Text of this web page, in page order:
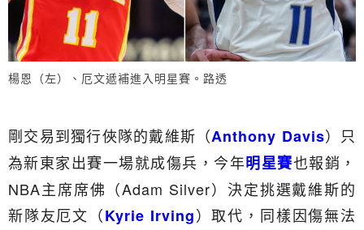
楊恩（左）、厄文遞補進入明星賽。路透
剛交易到獨行俠隊的戴維斯（Anthony Davis）只
為新東家出賽一場就成傷兵，今年明星賽也報銷，
NBA主席席佛（Adam Silver）決定挑選戴維斯的
新隊友厄文（Kyrie Irving）取代，同樣因傷無法